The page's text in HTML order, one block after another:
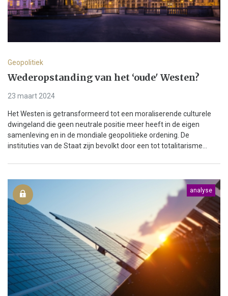
Geopolitiek
Wederopstanding van het ‘oude' Westen?
23 maart 2024
Het Westen is getransformeerd tot een moraliserende culturele
dwingeland die geen neutrale positie meer heeft in de eigen
samenleving en in de mondiale geopolitieke ordening. De
instituties van de Staat zijn bevolkt door een tot totalitarisme...
analyse